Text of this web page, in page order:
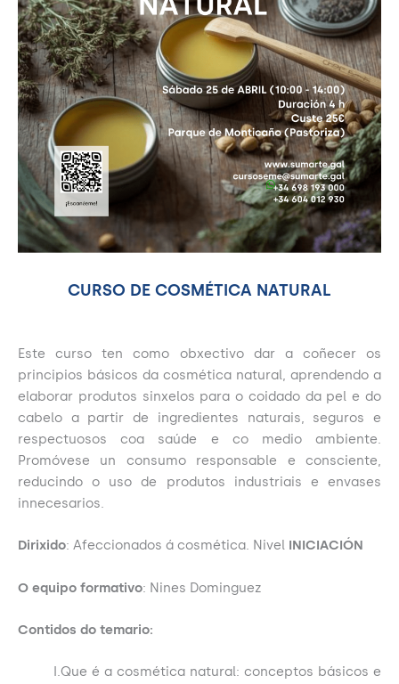
CURSO DE COSMÉTICA NATURAL
Este curso ten como obxectivo dar a coñecer os
principios básicos da cosmética natural, aprendendo a
elaborar produtos sinxelos para o coidado da pel e do
cabelo a partir de ingredientes naturais, seguros e
respectuosos coa saúde e co medio ambiente.
Promóvese un consumo responsable e consciente,
reducindo o uso de produtos industriais e envases
innecesarios.
Dirixido: Afeccionados á cosmética. Nivel INICIACIÓN
O equipo formativo: Nines Dominguez
Contidos do temario:
I.Que é a cosmética natural: conceptos básicos e